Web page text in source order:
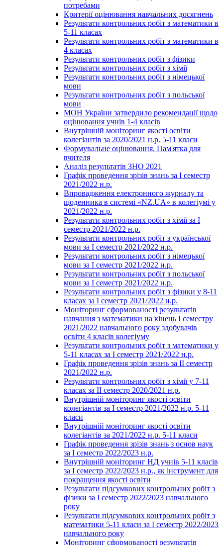
потребами
Критерії оцінювання навчальних досягнень
Результати контрольних робіт з математики в
5-11 класах
Результати контрольних робіт з математики в
4 класах
Результати контрольних робіт з фізики
Результати контрольних робіт з хімії
Результати контрольних робіт з німецької
мови
Результати контрольних робіт з польської
мови
МОН України затвердило рекомендації щодо
оцінювання учнів 1-4 класів
Внутрішній моніторинг якості освіти
колегіантів за 2020/2021 н.р. 5-11 класи
Формувальне оцінювання. Пам'ятка для
вчителя
Аналіз результатів ЗНО 2021
Графік проведення зрізів знань за І семестр
2021/2022 н.р.
Впровадження електронного журналу та
щоденника в системі «NZ.UA» в колегіумі у
2021/2022 н.р.
Результати контрольних робіт з хімії за І
семестр 2021/2022 н.р.
Результати контрольних робіт з української
мови за І семестр 2021/2022 н.р.
Результати контрольних робіт з німецької
мови за І семестр 2021/2022 н.р.
Результати контрольних робіт з польської
мови за І семестр 2021/2022 н.р.
Результати контрольних робіт з фізики у 8-11
класах за І семестр 2021/2022 н.р.
Моніторинг сформованості результатів
навчання з математики на кінець І семестру
2021/2022 навчального року здобувачів
освіти 4 класів колегіуму
Результати контрольних робіт з математики у
5-11 класах за І семестр 2021/2022 н.р.
Графік проведення зрізів знань за ІІ семестр
2021/2022 н.р.
Результати контрольних робіт з хімії у 7-11
класах за ІІ семестр 2020/2021 н.р.
Внутрішній моніторинг якості освіти
колегіантів за І семестр 2021/2022 н.р. 5-11
класи
Внутрішній моніторинг якості освіти
колегіантів за 2021/2022 н.р. 5-11 класи
Графік проведення зрізів знань з основ наук
за І семестр 2022/2023 н.р.
Внутрішній моніторинг НД учнів 5-11 класів
за І семестр 2022/2023 н.р., як інструмент для
покращення якості освіти
Результати підсумкових контрольних робіт з
фізики за І семестр 2022/2023 навчального
року
Результати підсумкових контрольних робіт з
математики 5-11 класи за І семестр 2022/2023
навчального року
Моніторинг сформованості результатів